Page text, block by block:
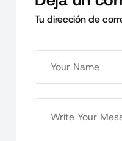
Tu dirección de